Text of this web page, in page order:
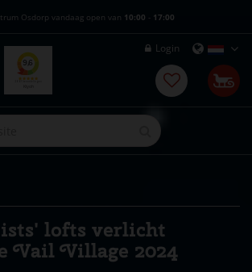
Osdorp vandaag open van 10:00 - 17:00
Login
lofts verlicht
Vail Village 2024